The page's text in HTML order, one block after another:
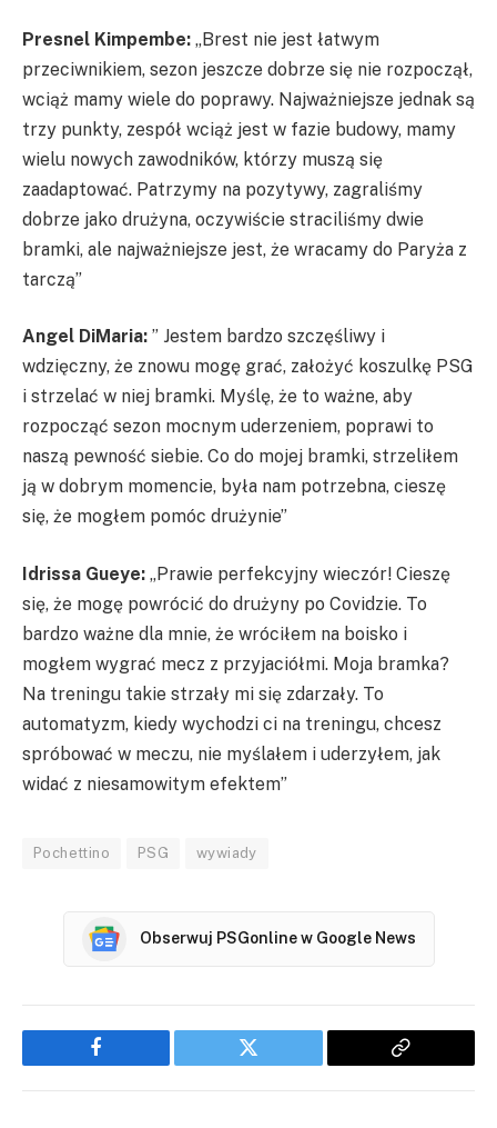
Presnel Kimpembe: „Brest nie jest łatwym
przeciwnikiem, sezon jeszcze dobrze się nie rozpoczął,
wciąż mamy wiele do poprawy. Najważniejsze jednak są
trzy punkty, zespół wciąż jest w fazie budowy, mamy
wielu nowych zawodników, którzy muszą się
zaadaptować. Patrzymy na pozytywy, zagraliśmy
dobrze jako drużyna, oczywiście straciliśmy dwie
bramki, ale najważniejsze jest, że wracamy do Paryża z
tarczą”
Angel DiMaria: ” Jestem bardzo szczęśliwy i
wdzięczny, że znowu mogę grać, założyć koszulkę PSG
i strzelać w niej bramki. Myślę, że to ważne, aby
rozpocząć sezon mocnym uderzeniem, poprawi to
naszą pewność siebie. Co do mojej bramki, strzeliłem
ją w dobrym momencie, była nam potrzebna, cieszę
się, że mogłem pomóc drużynie”
Idrissa Gueye: „Prawie perfekcyjny wieczór! Cieszę
się, że mogę powrócić do drużyny po Covidzie. To
bardzo ważne dla mnie, że wróciłem na boisko i
mogłem wygrać mecz z przyjaciółmi. Moja bramka?
Na treningu takie strzały mi się zdarzały. To
automatyzm, kiedy wychodzi ci na treningu, chcesz
spróbować w meczu, nie myślałem i uderzyłem, jak
widać z niesamowitym efektem”
Pochettino PSG wywiady
Obserwuj PSGonline w Google News
Facebook Twitter
Copy